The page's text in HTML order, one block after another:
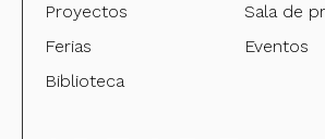
Proyectos
Sala de
Ferias
Eventos
Biblioteca